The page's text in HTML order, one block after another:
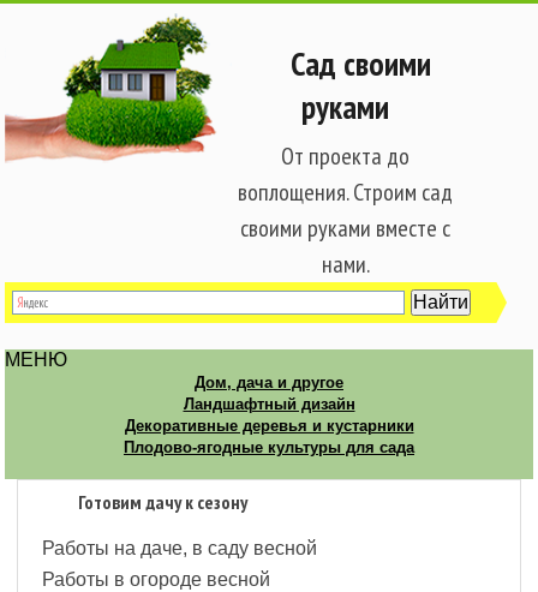
Сад своими
руками
От проекта до
воплощения. Строим сад
своими руками вместе с
нами.
МЕНЮ
Дом, дача и другое
Ландшафтный дизайн
Декоративные деревья и кустарники
Плодово-ягодные культуры для сада
Готовим дачу к сезону
Работы на даче, в саду весной
Работы в огороде весной